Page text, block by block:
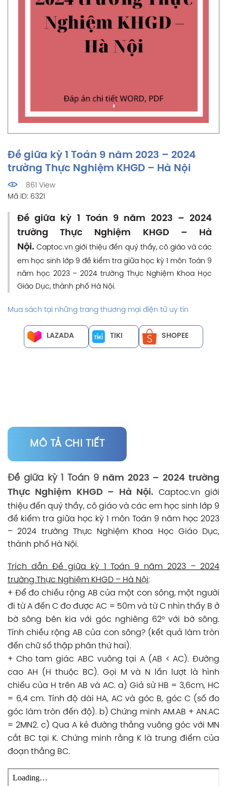
Đề giữa kỳ 1 Toán 9 năm 2023 – 2024
trường Thực Nghiệm KHGD – Hà Nội
861 View
Mã ID: 6321
Đề giữa kỳ 1 Toán 9 năm 2023 – 2024
trường Thực Nghiệm KHGD – Hà
Nội. Captoc.vn giới thiệu đến quý thầy, cô giáo và các
em học sinh lớp 9 đề kiểm tra giữa học kỳ 1 môn Toán 9
năm học 2023 – 2024 trường Thực Nghiệm Khoa Học
Giáo Dục, thành phố Hà Nội.
Mua sách tại những trang thương mại điện tử uy tín
LAZADA TIKI SHOPEE
MÔ TẢ CHI TIẾT
Đề giữa kỳ 1 Toán 9 năm 2023 – 2024 trường
Thực Nghiệm KHGD – Hà Nội.
Captoc.vn giới
thiệu đến quý thầy, cô giáo và các em học sinh lớp 9
đề kiểm tra giữa học kỳ 1 môn Toán 9 năm học 2023
– 2024 trường Thực Nghiệm Khoa Học Giáo Dục,
thành phố Hà Nội.
Trích dẫn Đề giữa kỳ 1 Toán 9 năm 2023 – 2024
trường Thực Nghiệm KHGD – Hà Nội:
+ Để đo chiều rộng AB của một con sông, một người
đi từ A đến C đo được AC = 50m và từ C nhìn thấy B ở
bờ sông bên kia với góc nghiêng 62° với bờ sông.
Tính chiều rộng AB của con sông? (kết quả làm tròn
đến chữ số thập phân thứ hai).
+ Cho tam giác ABC vuông tại A (AB < AC). Đường
cao AH (H thuộc BC). Gọi M và N lần lượt là hình
chiếu của H trên AB và AC. a) Giả sử HB = 3,6cm, HC
= 6,4 cm. Tính độ dài HA, AC và góc B, góc C (số đo
góc làm tròn đến độ). b) Chứng minh AM.AB + AN.AC
= 2MN2. c) Qua A kẻ đường thẳng vuông góc với MN
cắt BC tại K. Chứng minh rằng K là trung điểm của
đoạn thẳng BC.